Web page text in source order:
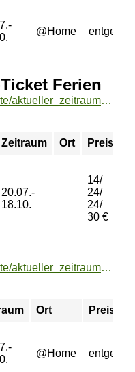
@Home
Ferien
https://www.fu-sport.de/angebote/aktueller_zeitraum/_UniSport___HOME-Ticket_Ferien.html
Zeitraum Ort Preis
20.07.-
18.10.
14/
24/
24/
30 €
https://www.fu-sport.de/angebote/aktueller_zeitraum/_Pilates___HOME.html
Ort Preis
@Home